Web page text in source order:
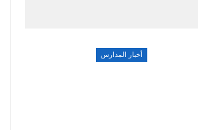
أخبار المدارس